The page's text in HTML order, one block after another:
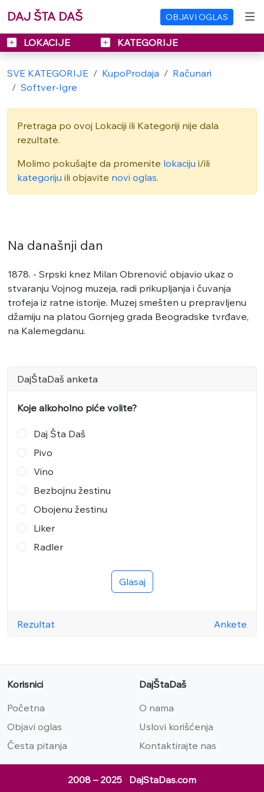
DAJ ŠTA DAŠ OBJAVI OGLAS
LOKACIJE KATEGORIJE
SVE KATEGORIJE KupoProdaja
Računari
Softver-Igre
Pretraga po ovoj Lokaciji ili Kategoriji nije dala
rezultate.
Molimo pokušajte da promenite lokaciju i/ili
kategoriju ili objavite novi oglas.
Na današnji dan
1878. - Srpski knez Milan Obrenović objavio ukaz o
stvaranju Vojnog muzeja, radi prikupljanja i čuvanja
trofeja iz ratne istorije. Muzej smešten u prepravljenu
džamiju na platou Gornjeg grada Beogradske tvrđave,
na Kalemegdanu.
DajŠtaDaš anketa
Koje alkoholno piće volite?
Daj Šta Daš
Pivo
Vino
Bezbojnu žestinu
Obojenu žestinu
Liker
Radler
Glasaj
Rezultat Ankete
Korisnici
Početna
Objavi oglas
Česta pitanja
DajŠtaDaš
O nama
Uslovi korišćenja
Kontaktirajte nas
2008 – 2025 DajStaDas.com